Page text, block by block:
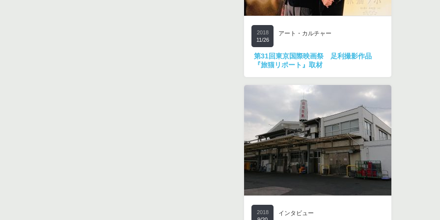
2018
11/26
アート・カルチャー
第31回東京国際映画祭 足利撮影作品
『旅猫リポート』取材
2018
インタビュー